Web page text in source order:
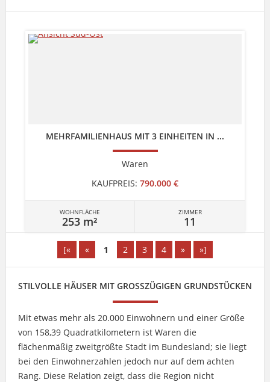
MEHRFAMILIENHAUS MIT 3 EINHEITEN IN ...
Waren
KAUFPREIS: 790.000 €
WOHNFLÄCHE
253 m²
ZIMMER
11
[« « 1 2 3 4 » »]
STILVOLLE HÄUSER MIT GROSSZÜGIGEN GRUNDSTÜCKEN
Mit etwas mehr als 20.000 Einwohnern und einer Größe
von 158,39 Quadratkilometern ist Waren die
flächenmäßig zweitgrößte Stadt im Bundesland; sie liegt
bei den Einwohnerzahlen jedoch nur auf dem achten
Rang. Diese Relation zeigt, dass die Region nicht